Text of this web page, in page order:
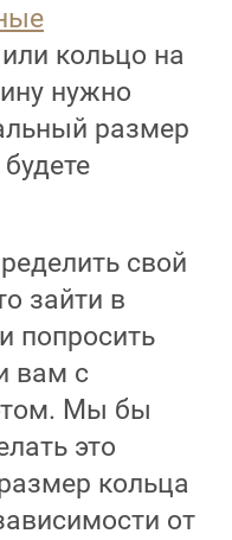
или кольцо на
нужно
размер
свой
зайти в
попросить
вам с
Мы бы
это
кольца
от